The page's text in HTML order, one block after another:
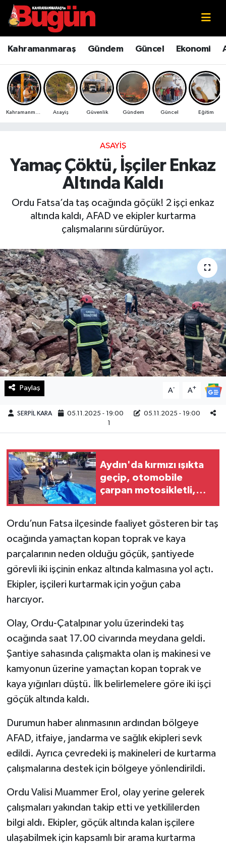
Kahramanmaraş Gündem Güncel Ekonomi
Asayiş Güvenlik Gündem Güncel Eğitim
ASAYIŞ
Yamaç Çöktü, İşçiler Enkaz
Altında Kaldı
Ordu Fatsa’da taş ocağında göçük! 2 işçi enkaz
altında kaldı, AFAD ve ekipler kurtarma
çalışmalarını sürdürüyor.
Paylaş A- A+
SERPİL KARA 05.11.2025 - 19:00
05.11.2025 - 19:00
1
Aydın'da kırmızı ışıkta
geçip, otomobile
çarpan motosikletli,
Ordu’nun Fatsa ilçesinde faaliyet gösteren bir taş
ocağında yamaçtan kopan toprak ve kaya
parçalarının neden olduğu göçük, şantiyede
görevli iki işçinin enkaz altında kalmasına yol açtı.
Ekipler, işçileri kurtarmak için yoğun çaba
harcıyor.
Olay, Ordu-Çatalpınar yolu üzerindeki taş
ocağında saat 17.00 civarında meydana geldi.
Şantiye sahasında çalışmakta olan iş makinesi ve
kamyonun üzerine yamaçtan kopan toprak ve
kaya yığınları düştü. İlk belirlemelere göre iki işçi
göçük altında kaldı.
Durumun haber alınmasının ardından bölgeye
AFAD, itfaiye, jandarma ve sağlık ekipleri sevk
edildi. Ayrıca çevredeki iş makineleri de kurtarma
çalışmalarına destek için bölgeye yönlendirildi.
Ordu Valisi Muammer Erol, olay yerine gelerek
çalışmaları yakından takip etti ve yetkililerden
bilgi aldı. Ekipler, göçük altında kalan işçilere
ulaşabilmek için kapsamlı bir arama kurtarma
Kahramanmaraş
Kahramanmaraş Sokak Röportajları
Bilim ve Teknoloji
Çevre
Ekonomi
Güncel
Kültür Sanat
Magazin
Manşet Altı
Manşetler
Resmi İlan
SürManşet
Teknoloji
Yaşam
KAHRAMANMARAŞ
Kahramanmaraş Nöbetçi Eczaneler
Kahramanmaraş Hava Durumu
Kahramanmaraş Namaz Vakitleri
Kahramanmaraş Trafik Yoğunluk Haritası
Süper Lig Puan Durumu ve Fikstür
Tüm Manşetler
Haber Arşivi